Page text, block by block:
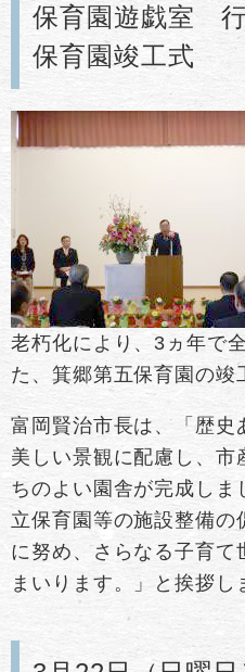
保育園遊戯室
保育園竣工式
老朽化により、3ヵ年で
た、箕郷第五保育園の竣
富岡賢治市長は、「歴史
美しい景観に配慮し、
ちのよい園舎が完成しま
立保育園等の施設整備の
に努め、さらなる子育
まいります。」と挨拶し